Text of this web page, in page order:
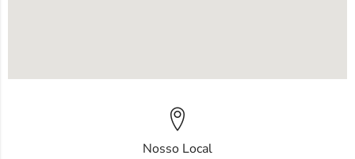
Nosso Local